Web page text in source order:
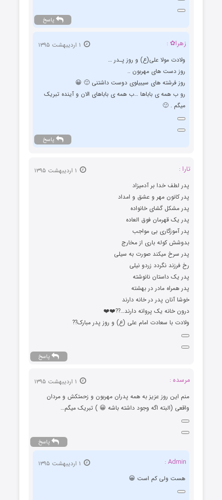
پاسخ
زهرا✿ :
ولادت مولا علی(ع) و روز پـدر …
روز دست های مهربون ..
روز فرشته های سیبیلوی دوست داشتنی 🙂 😀
رو ب همه ی باباها …ب همه ی باباهای الان و آینده تبریک
میگم . 🙂
پاسخ
تارا :
پدر لطف خدا بر آدمیزاد
پدر کانون مهر و عشق و امداد
پدر مشکل گشای خانواده
پدر یک قهرمان فوق العاده
پدر آموزگاری بی مواجب
بدوشش کوله باری از مخارج
پدر سرخ میکند صورت به سیلی
رخ فرزند نگردد زردو نیلی
پدر یک داستان نانوشته
پدر همراه مادر در بهشته
خوشا آنان پدر در خانه دارند
درون خانه یک پروانه دارند…??❤️❤️
ولادت با سعادت امام على (ع) و روز پدر مبارک??
پاسخ
مرسده :
منم این روز عزیز به همه پدران مهربون و زحمتکش و مردان
واقعی (البته اگه وجود داشته باشه 😀 ) تبریک میگم…
پاسخ
Admin :
هست ولی کم است 😀